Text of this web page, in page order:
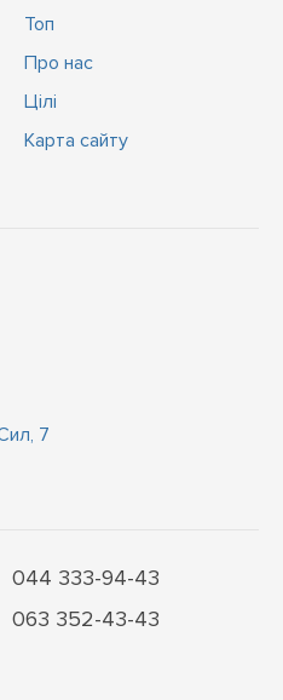
Топ
Про нас
Цiлi
Карта сайту
7
044 333-94-43
063 352-43-43